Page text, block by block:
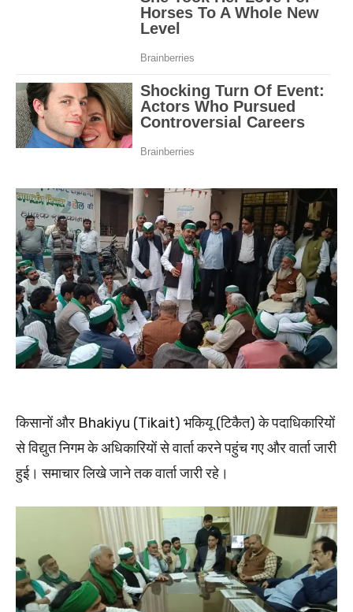
किसानों और Bhakiyu (Tikait) भकियू (टिकैत) के पदाधिकारियों
से विद्युत निगम के अधिकारियों से वार्ता करने पहुंच गए और वार्ता जारी
हुई। समाचार लिखे जाने तक वार्ता जारी रहे।